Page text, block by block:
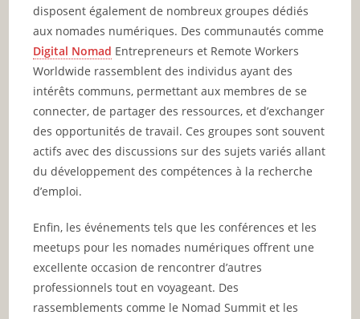
disposent également de nombreux groupes dédiés
aux nomades numériques. Des communautés comme
Digital Nomad Entrepreneurs et Remote Workers
Worldwide rassemblent des individus ayant des
intérêts communs, permettant aux membres de se
connecter, de partager des ressources, et d’exchanger
des opportunités de travail. Ces groupes sont souvent
actifs avec des discussions sur des sujets variés allant
du développement des compétences à la recherche
d’emploi.
Enfin, les événements tels que les conférences et les
meetups pour les nomades numériques offrent une
excellente occasion de rencontrer d’autres
professionnels tout en voyageant. Des
rassemblements comme le Nomad Summit et les